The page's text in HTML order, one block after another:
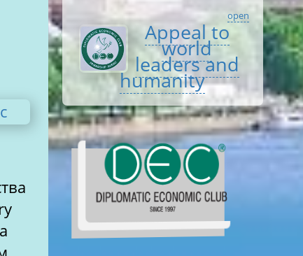
open
Appeal to
world
leaders and
humanity